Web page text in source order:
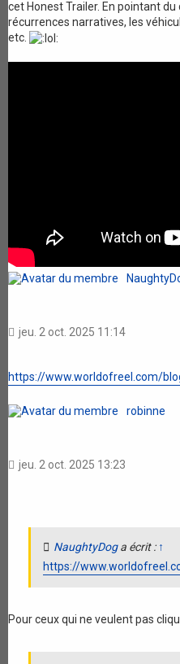
cet Honest Trailer. En pointant
récurrences narratives, les
etc.
jeu. 2 oct. 2025 11:14
https://www.worldofreel.com/
robinne
jeu. 2 oct. 2025 13:23
NaughtyDoga écrit : ↑
https://
Pour ceux qui ne veulent pas